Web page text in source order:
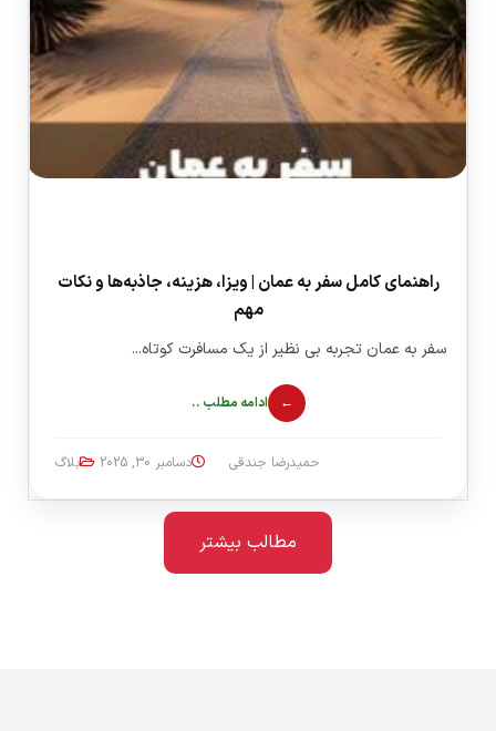
راهنمای کامل سفر به عمان | ویزا، هزینه، جاذبه‌ها و نکات
مهم
سفر به عمان تجربه بی نظیر از یک مسافرت کوتاه...
ادامه مطلب ..
حمیدرضا جندقی دسامبر 30, 2025 بلاگ
مطالب بیشتر